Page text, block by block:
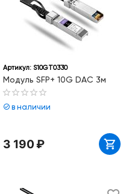
Артикул: S10GT0330
Модуль SFP+ 10G DAC 3м
в наличии
3 190₽